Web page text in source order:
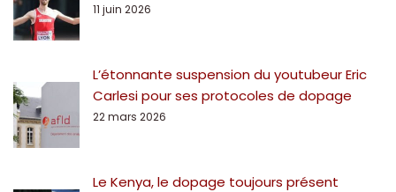
11 juin 2026
L’étonnante suspension du youtubeur Eric
Carlesi pour ses protocoles de dopage
22 mars 2026
Le Kenya, le dopage toujours présent